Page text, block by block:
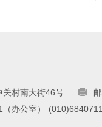
关村南大街46号
办公室）